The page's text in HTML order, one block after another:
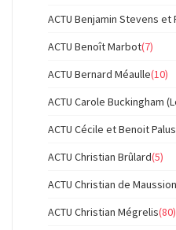
ACTU Benjamin Stevens et
ACTU Benoît Marbot(7)
ACTU Bernard Méaulle(10)
ACTU Carole Buckingham
ACTU Cécile et Benoit
ACTU Christian Brûlard(5)
ACTU Christian de Maussion
ACTU Christian Mégrelis(80)